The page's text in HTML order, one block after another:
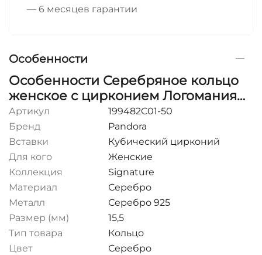
— 6 месяцев гарантии
Особенности
Особенности Серебряное кольцо
женское с цирконием Логомания
Pandora Moments
Артикул
199482C01-50
Бренд
Pandora
Вставки
Кубический цирконий
Для кого
Женские
Коллекция
Signature
Материал
Серебро
Металл
Серебро 925
Размер (мм)
15,5
Тип товара
Кольцо
Цвет
Серебро